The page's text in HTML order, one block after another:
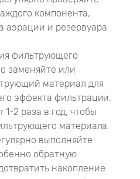
компонента,
аэрации и резервуара
фильтрующего
заменяйте или
материал для
эффекта фильтрации.
2 раза в год, чтобы
материала.
выполняйте
обратную
накопление